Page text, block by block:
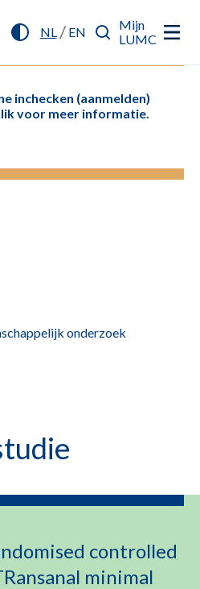
NL/ EN
Mijn
LUMC
inchecken (aanmelden)
voor meer informatie.
onderzoek
controlled
minimal